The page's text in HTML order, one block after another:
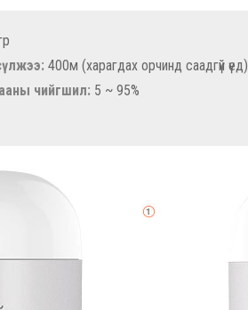
400м (харагдах орчинд саадгүй үед)
чийгшил: 5 ~ 95%